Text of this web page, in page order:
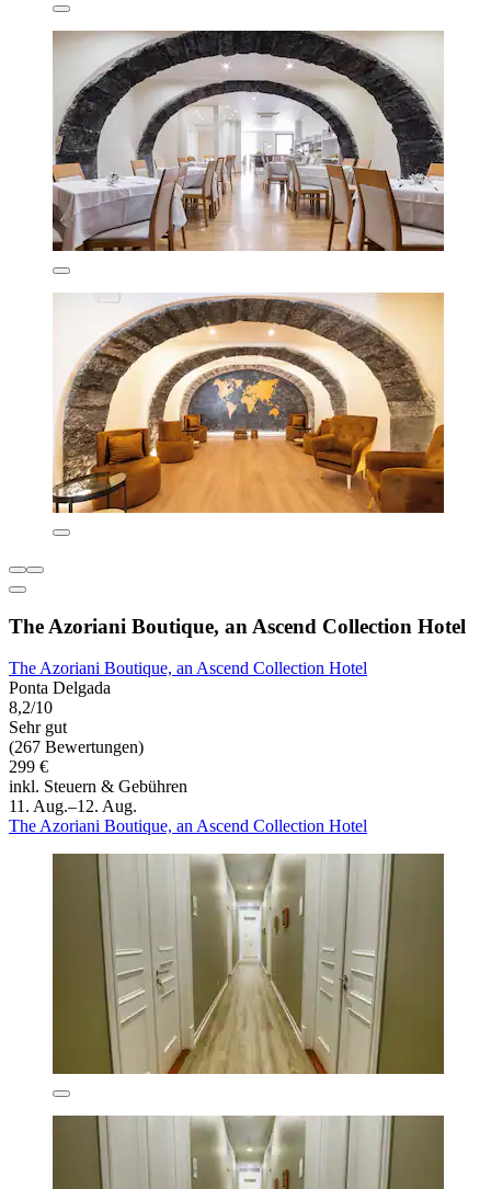
The Azoriani Boutique, an Ascend Collection Hotel
The Azoriani Boutique, an Ascend Collection Hotel
Ponta Delgada
8,2/10
Sehr gut
(267 Bewertungen)
299 €
inkl. Steuern & Gebühren
11. Aug.–12. Aug.
The Azoriani Boutique, an Ascend Collection Hotel